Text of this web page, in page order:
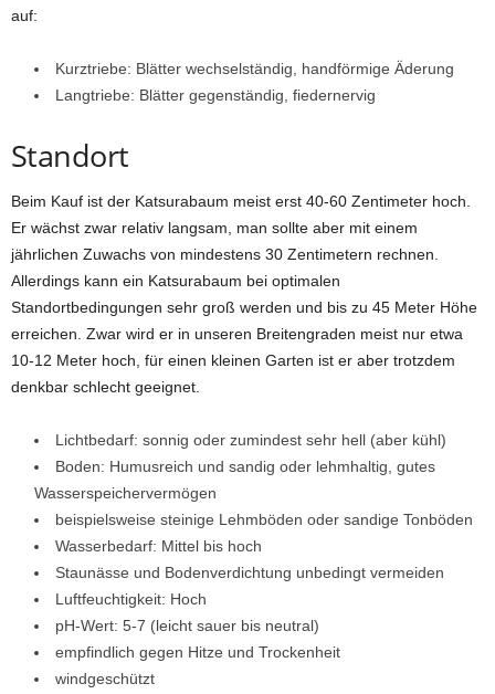
auf:
Kurztriebe: Blätter wechselständig, handförmige Äderung
Langtriebe: Blätter gegenständig, fiedernervig
Standort
Beim Kauf ist der Katsurabaum meist erst 40-60 Zentimeter hoch.
Er wächst zwar relativ langsam, man sollte aber mit einem
jährlichen Zuwachs von mindestens 30 Zentimetern rechnen.
Allerdings kann ein Katsurabaum bei optimalen
Standortbedingungen sehr groß werden und bis zu 45 Meter Höhe
erreichen. Zwar wird er in unseren Breitengraden meist nur etwa
10-12 Meter hoch, für einen kleinen Garten ist er aber trotzdem
denkbar schlecht geeignet.
Lichtbedarf: sonnig oder zumindest sehr hell (aber kühl)
Boden: Humusreich und sandig oder lehmhaltig, gutes
Wasserspeichervermögen
beispielsweise steinige Lehmböden oder sandige Tonböden
Wasserbedarf: Mittel bis hoch
Staunässe und Bodenverdichtung unbedingt vermeiden
Luftfeuchtigkeit: Hoch
pH-Wert: 5-7 (leicht sauer bis neutral)
empfindlich gegen Hitze und Trockenheit
windgeschützt